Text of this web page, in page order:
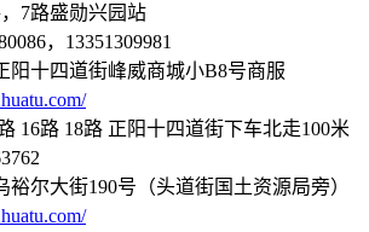
7路盛勋兴园站
，13351309981
阳十四道街峰威商城小B8号商服
16路 18路 正阳十四道街下车北走100米
尔大街190号（头道街国土资源局旁）